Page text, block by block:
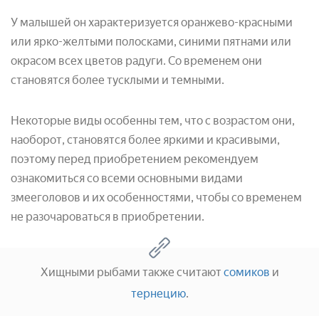
У малышей он характеризуется оранжево-красными
или ярко-желтыми полосками, синими пятнами или
окрасом всех цветов радуги. Со временем они
становятся более тусклыми и темными.
Некоторые виды особенны тем, что с возрастом они,
наоборот, становятся более яркими и красивыми,
поэтому перед приобретением рекомендуем
ознакомиться со всеми основными видами
змееголовов и их особенностями, чтобы со временем
не разочароваться в приобретении.
Хищными рыбами также считают сомиков и
тернецию.